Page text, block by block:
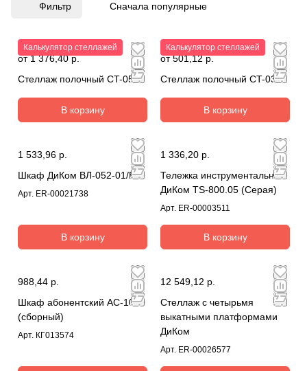
Фильтр Сначала популярные
Калькулятор стеллажей
от 1 376,40 р.
Стеллаж полочный СT-051
В корзину
Калькулятор стеллажей
от 501,12 р.
Стеллаж полочный СT-031
В корзину
1 533,96 р.
Шкаф ДиКом ВЛ-052-01/Б
Арт. ER-00021738
В корзину
1 336,20 р.
Тележка инструментальная
ДиКом TS-800.05 (Серая)
Арт. ER-00003511
В корзину
988,44 р.
Шкаф абонентский АС-1010
(сборный)
Арт. КГ013574
12 549,12 р.
Стеллаж с четырьмя
выкатными платформами
ДиКом
Арт. ER-00026577